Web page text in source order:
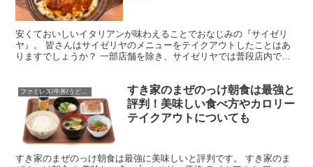
安くておいしいイタリアンが味わえることでおなじみの『サイゼリ
ヤ』。 皆さんはサイゼリヤのメニューをテイクアウトしたことはあ
りますでしょうか？ 一部店舗を除き、サイゼリヤでは普段店内で食
ファミレス/牛丼/うどん/中華
すき家のまぜのっけ朝食は最強と
評判！美味しい食べ方やカロリー
テイクアウトについても
すき家のまぜのっけ朝食は最強に美味しいと評判です。 すき家のま